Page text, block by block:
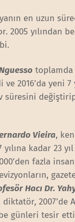
en uzun
yılından
toplamda
2016’da yeni
süresini
Vieira,
kadar 23
fazla
Hacı Dr.
2007’de
günleri tesir